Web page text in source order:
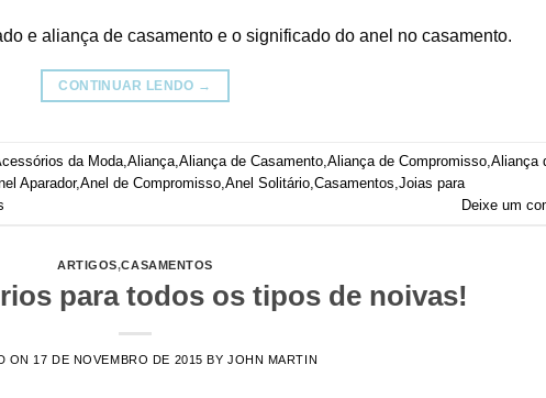
e aliança de casamento e o significado do anel no casamento.
CONTINUAR LENDO →
da Moda Aliança Aliança de Casamento Aliança de Compromisso Aliança
Aparador,Anel de Compromisso Anel Solitário Casamentos Joias para
Deixe um
ARTIGOS,CASAMENTOS
para todos os tipos de noivas!
ON 17 DE NOVEMBRO DE 2015 BY JOHN MARTIN